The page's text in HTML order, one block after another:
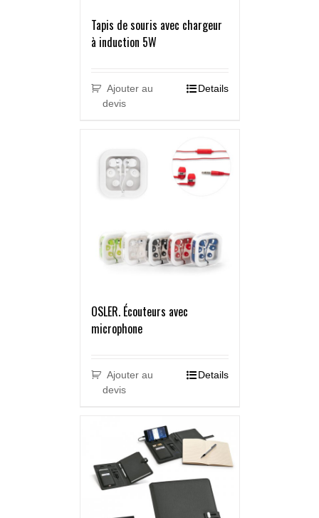
Tapis de souris avec chargeur
à induction 5W
Ajouter au
devis
Details
OSLER. Écouteurs avec
microphone
Ajouter au
devis
Details